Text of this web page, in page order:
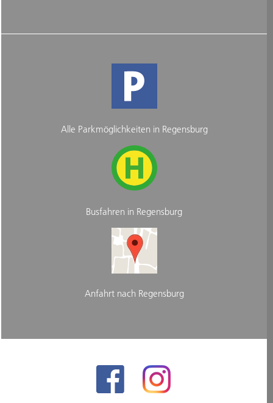
Alle Parkmöglichkeiten in Regensburg
Busfahren in Regensburg
Anfahrt nach Regensburg